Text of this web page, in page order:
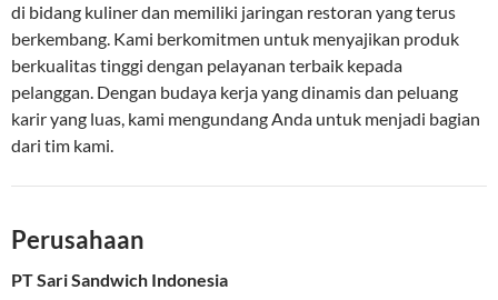
di bidang kuliner dan memiliki jaringan restoran yang terus
berkembang. Kami berkomitmen untuk menyajikan produk
berkualitas tinggi dengan pelayanan terbaik kepada
pelanggan. Dengan budaya kerja yang dinamis dan peluang
karir yang luas, kami mengundang Anda untuk menjadi bagian
dari tim kami.
Perusahaan
PT Sari Sandwich Indonesia